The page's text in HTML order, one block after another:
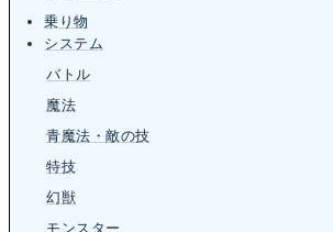
乗り物
システム
バトル
魔法
青魔法・敵の技
特技
幻獣
モンスター